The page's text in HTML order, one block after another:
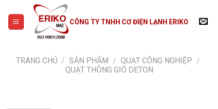
content
CÔNG TY TNHH CƠ ĐIỆN LẠNH ERIKO
TRANG CHỦ / SẢN PHẨM / QUẠT CÔNG NGHIỆP /
QUẠT THÔNG GIÓ DETON